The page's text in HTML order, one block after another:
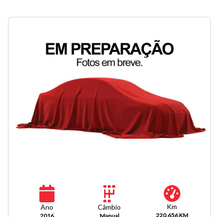
Ano Câmbio Km
220.656 KM